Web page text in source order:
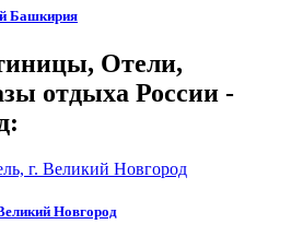
Башкирия
Отели,
отдыха России -
Новгород